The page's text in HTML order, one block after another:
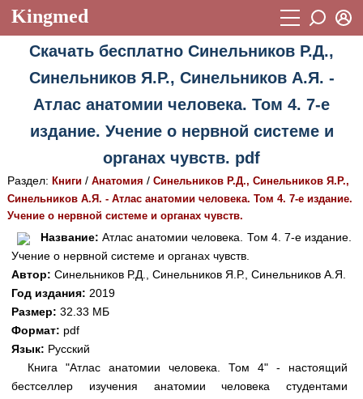
Kingmed
Учебный материал
Видеогалерея 899
Лекции и презентации 2474
Аккредитационные тесты (6)
Методические рекомендации 1050
Научно-популярное
Статьи
Новости
Медицинская стандартизация
Регистрация
Скачать бесплатно Синельников Р.Д.,
Синельников Я.Р., Синельников А.Я. -
Атлас анатомии человека. Том 4. 7-е
издание. Учение о нервной системе и
органах чувств. pdf
Раздел: Книги/ Анатомия / Синельников Р.Д., Синельников Я.Р.,
Синельников А.Я. - Атлас анатомии человека. Том 4. 7-е издание.
Учение о нервной системе и органах чувств.
Название: Атлас анатомии человека. Том 4. 7-е издание.
Учение о нервной системе и органах чувств.
Автор: Синельников Р.Д., Синельников Я.Р., Синельников А.Я.
Год издания: 2019
Размер: 32.33 МБ
Формат: pdf
Язык: Русский
Книга "Атлас анатомии человека. Том 4" - настоящий
бестселлер изучения анатомии человека студентами